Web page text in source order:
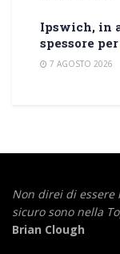
Ipswich, in
spessore
7 AGOSTO 2026
Non direi di
sicuro sono nella
Brian Clough